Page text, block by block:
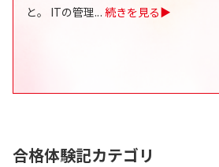
と。 ITの管理... 続きを見る▶
合格体験記カテゴリ